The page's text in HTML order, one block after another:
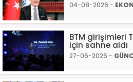
04-08-2026 -
BTM girişimleri
için sahne aldı
27-06-2026 -